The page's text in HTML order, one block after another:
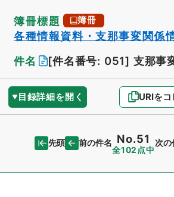
簿冊標題 簿冊
各種情報資料・支那事変関係
件名
[件名番号: 051] 支那事
目録詳細を開く URIをコ
先頭 前の件名 No.51
全102点中
次の